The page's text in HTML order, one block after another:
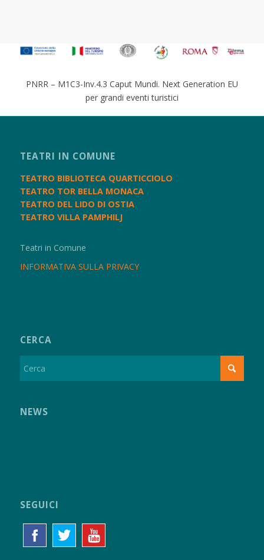
PNRR – M1C3-Inv.4.3 Caput Mundi. Next Generation EU
per grandi eventi turistici
TEATRI IN COMUNE
TEATRO BIBLIOTECA QUARTICCIOLO
TEATRO TOR BELLA MONACA
TEATRO DEL LIDO DI OSTIA
TEATRO VILLA PAMPHILJ
Teatri in Comune
INFORMATIVA SULLA PRIVACY
CERCA
NEWS
SEGUICI